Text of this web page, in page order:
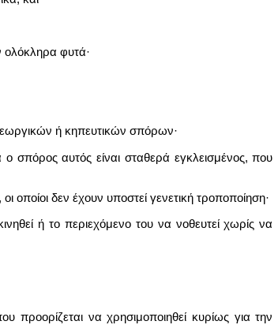
φυτά·
ή κηπευτικών σπόρων·
σπόρος αυτός είναι σταθερά εγκλεισμένος, που
δεν έχουν υποστεί γενετική τροποποίηση·
ή το περιεχόμενο του να νοθευτεί χωρίς να
προορίζεται να χρησιμοποιηθεί κυρίως για την